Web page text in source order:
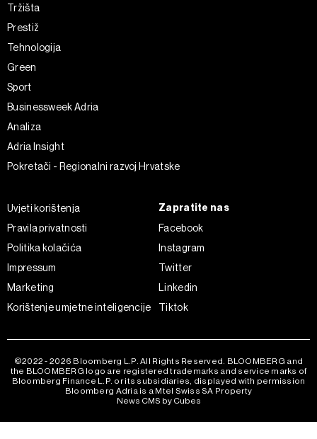
Tržišta
Prestiž
Tehnologija
Green
Sport
Businessweek Adria
Analiza
Adria Insight
Pokretači - Regionalni razvoj Hrvatske
Uvjeti korištenja
Pravila privatnosti
Politika kolačića
Impressum
Marketing
Korištenje umjetne inteligencije
Zapratite nas
Facebook
Instagram
Twitter
Linkedin
Tiktok
©2022 - 2026 Bloomberg L.P. All Rights Reserved. BLOOMBERG and
the BLOOMBERG logo are registered trademarks and service marks of
Bloomberg Finance L.P. or its subsidiaries, displayed with permission
Bloomberg Adria is a Mtel Swiss SA Property
News CMS by Cubes